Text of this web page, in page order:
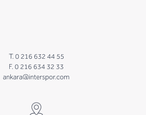
T. 0 216 632 44 55
F. 0 216 634 32 33
ankara@interspor.com